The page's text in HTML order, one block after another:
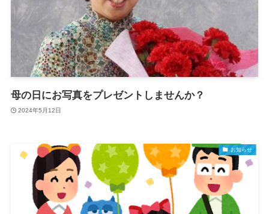
母の日にお写真をプレゼントしませんか？
2024年5月12日
お知らせ